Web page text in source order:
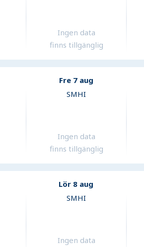
Ingen data
finns tillgänglig
Fre 7 aug
SMHI
Ingen data
finns tillgänglig
Lör 8 aug
SMHI
Ingen data